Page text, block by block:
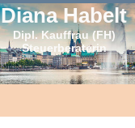
Diana Habelt
Dipl. Kauffrau (FH)
Steuerberaterin